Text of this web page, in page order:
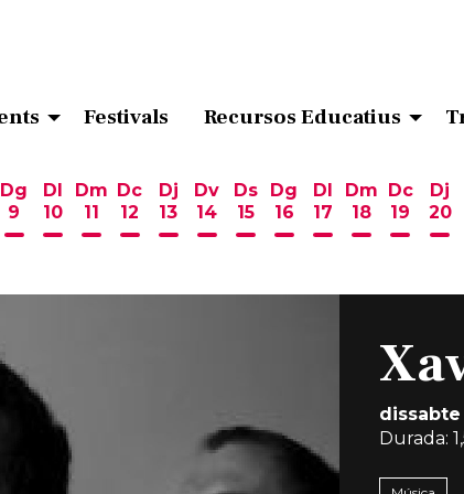
Festivals Recursos Educatius
7 d'agost
8 d'agost
Dg
9
Diumenge 9 d'agost
Dl
10
Dilluns 10 d'agost
Dm
11
Dimarts 11 d'agost
Dc
12
Dimecres 12 d'agost
Dj
13
Dijous 13 d'agost
Dv
14
Divendres 14 d'agost
Ds
15
Dissabte 15 d'agost
Dg
16
Diumenge 16
Dl
17
Dilluns 17
Dm
18
Dimarts 18
Dc
19
Dj
20
Durada: